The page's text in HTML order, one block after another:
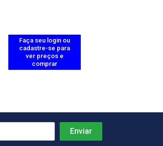
Faça seu login ou
cadastre-se para
ver preços e
comprar